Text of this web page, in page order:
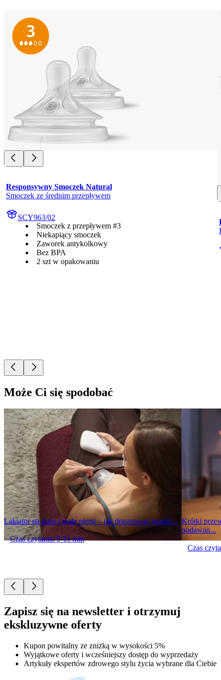
Responsywny Smoczek Natural
Smoczek ze średnim przepływem
SCY963/02
Smoczek z przepływem #3
Niekapiący smoczek
Zaworek antykolkowy
Bez BPA
2 szt w opakowaniu
Może Ci się spodobać
Laktator na duże i małe piersi – jak dopasować model...
Czas czytania: 9-11 min
Krótki
podawan...
Czas
Zapisz się na newsletter i otrzymuj
ekskluzywne oferty
Kupon powitalny ze zniżką w wysokości 5%
Wyjątkowe oferty i wcześniejszy dostęp do wyprzedaży
Artykuły ekspertów zdrowego stylu życia wybrane dla Ciebie